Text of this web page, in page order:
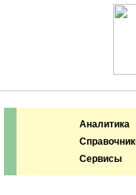
Аналитика
Сервисы